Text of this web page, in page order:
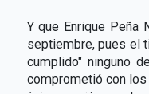
Y que Enrique Peña
septiembre, pues el
cumplido" ninguno
comprometió con